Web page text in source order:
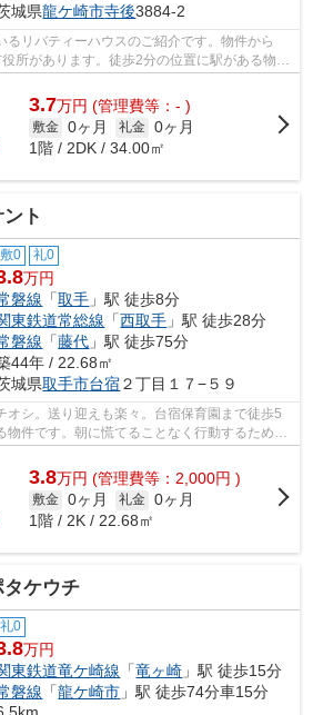
城県龍ケ崎市寺後3884-2
るリバティーハウスのご紹介です。物件から
所があります。徒歩2分の位置に駅がある物件
トでイチオシ...
3.7万円 (管理費等：- )
敷金 0ヶ月 礼金 0ヶ月
1階 / 2DK / 34.00㎡
ト
敷0 礼0
万円
磐線 「取手 」駅 徒歩8分
東鉄道常総線 「西取手 」駅 徒歩28分
磐線 「藤代 」駅 徒歩75分
44年 / 22.68㎡
城県取手市台宿２丁目１７−５９
オシ。送り迎えも楽々。台宿保育園まで徒歩5
件です。朝に慌てることなく行動するために
かがでし...
3.8万円 (管理費等：2,000円 )
敷金 0ヶ月 礼金 0ヶ月
1階 / 2K / 22.68㎡
タケウチ
礼0
万円
東鉄道竜ケ崎線 「竜ヶ崎 」駅 徒歩15分
磐線 「龍ケ崎市 」駅 徒歩74分車15分